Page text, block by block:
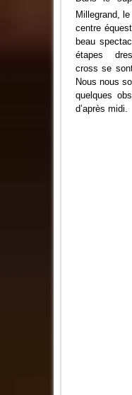
Millegrand, le
centre
beau
étapes
cross se
Nous nous
quelques
d’après midi.